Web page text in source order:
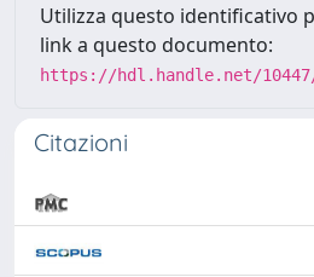
Utilizza questo identificativo
link a questo documento:
https://hdl.handle.net/
Citazioni